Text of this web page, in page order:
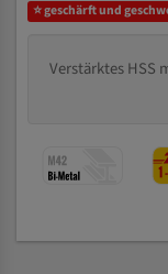
⭐ geschärft und
Verstärktes HSS